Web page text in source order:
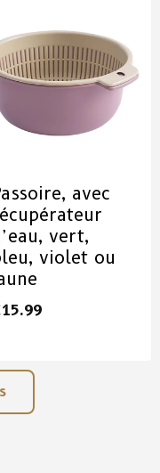
avec
vert,
violet ou
15.99